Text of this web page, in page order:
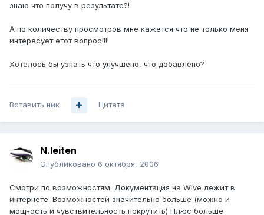
знаю что получу в результате?!
А по количеству просмотров мне кажется что не только меня
интересует етот вопрос!!!!
Хотелось бы узнать что улучшено, что добавлено?
Вставить ник Цитата
N.leiten
Опубликовано 6 октября, 2006
Смотри по возможностям. Документация на Wive лежит в
интернете. Возможностей значительно больше (можно и
мощность и чувствительность покрутить) Плюс больше